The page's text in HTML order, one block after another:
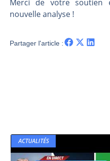
Merci de votre
nouvelle analyse !
Partager l'article :
ACTUALITÉS